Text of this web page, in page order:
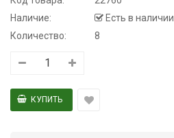
Наличие:
Есть в наличии
Количество:
8